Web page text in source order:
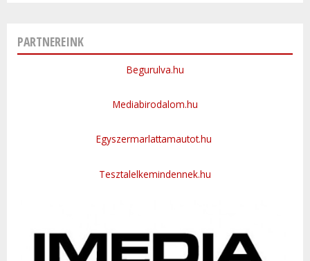
PARTNEREINK
Begurulva.hu
Mediabirodalom.hu
Egyszermarlattamautot.hu
Tesztalelkemindennek.hu